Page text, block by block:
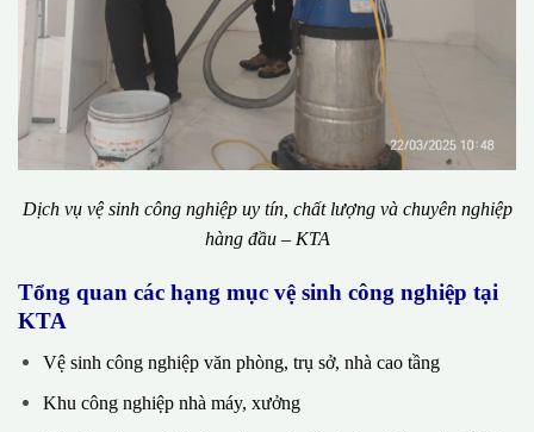
Dịch vụ vệ sinh công nghiệp uy tín, chất lượng và chuyên nghiệp
hàng đầu – KTA
Tổng quan các hạng mục vệ sinh công nghiệp tại
KTA
Vệ sinh công nghiệp văn phòng, trụ sở, nhà cao tầng
Khu công nghiệp nhà máy, xưởng